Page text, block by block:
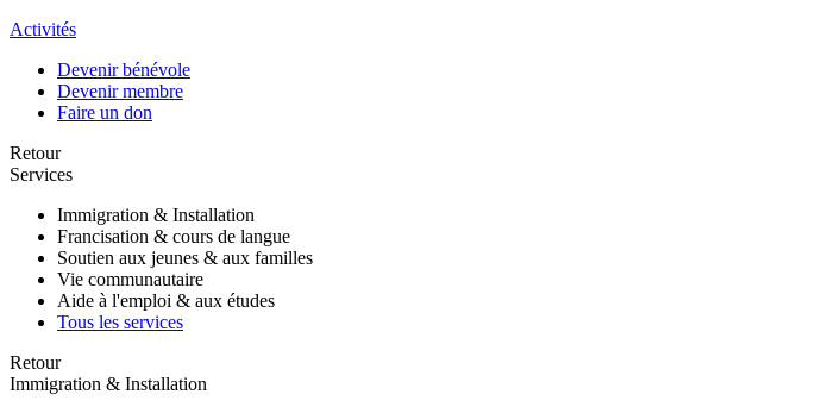
Activités
Devenir bénévole
Devenir membre
Faire un don
Retour
Services
Immigration & Installation
Francisation & cours de langue
Soutien aux jeunes & aux familles
Vie communautaire
Aide à l'emploi & aux études
Tous les services
Retour
Immigration & Installation